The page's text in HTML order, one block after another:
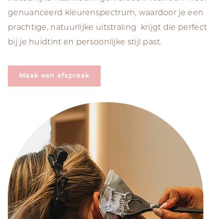
genuanceerd kleurenspectrum, waardoor je een
prachtige, natuurlijke uitstraling krijgt die perfect
bij je huidtint en persoonlijke stijl past.
Maak een afspraak